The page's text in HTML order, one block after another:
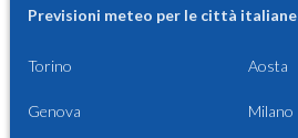
Previsioni meteo per le città italiane
Torino Aosta
Genova Milano